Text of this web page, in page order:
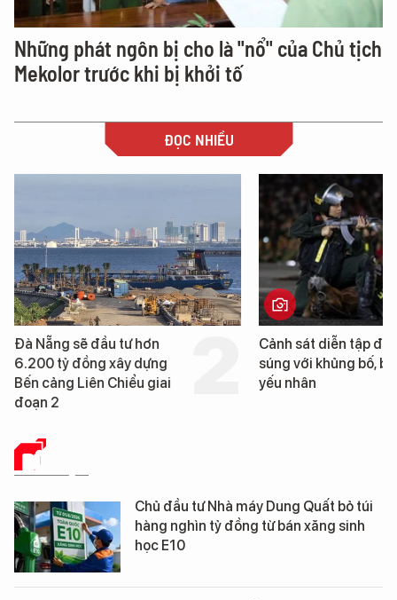
Những phát ngôn bị cho là "nổ" của Chủ tịch
Mekolor trước khi bị khởi tố
ĐỌC NHIỀU
Đà Nẵng sẽ đầu tư hơn
6.200 tỷ đồng xây dựng
Bến cảng Liên Chiểu giai
đoạn 2
Cảnh sát diễn tập
súng với khủng bố,
yếu nhân
DỮ LIỆU
Chủ đầu tư Nhà máy Dung Quất bỏ túi
hàng nghìn tỷ đồng từ bán xăng sinh
học E10